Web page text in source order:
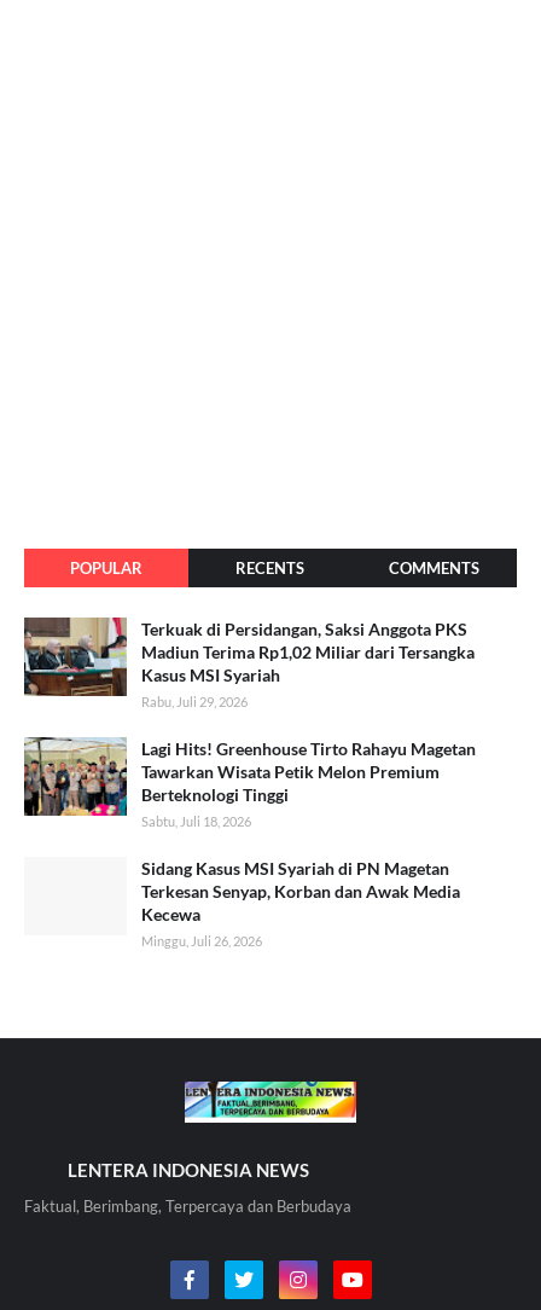
POPULAR RECENTS COMMENTS
Terkuak di Persidangan, Saksi Anggota PKS
Madiun Terima Rp1,02 Miliar dari Tersangka
Kasus MSI Syariah
Rabu, Juli 29, 2026
Lagi Hits! Greenhouse Tirto Rahayu Magetan
Tawarkan Wisata Petik Melon Premium
Berteknologi Tinggi
Sabtu, Juli 18, 2026
Sidang Kasus MSI Syariah di PN Magetan
Terkesan Senyap, Korban dan Awak Media
Kecewa
Minggu, Juli 26, 2026
LENTERA INDONESIA NEWS
Faktual, Berimbang, Terpercaya dan Berbudaya